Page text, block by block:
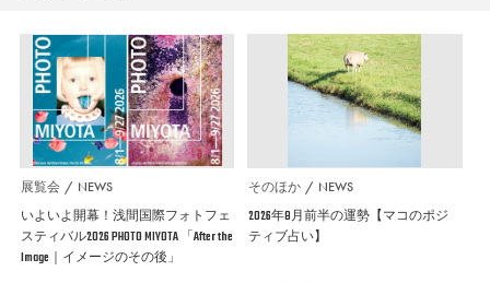
展覧会 NEWS
いよいよ開幕！浅間国際フォトフェ
スティバル2026 PHOTO MIYOTA 「After the
Image｜イメージのその後」
そのほか NEWS
2026年8月前半の運勢【マコのポジ
ティブ占い】